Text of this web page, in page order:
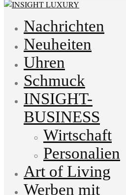
Nachrichten
Neuheiten
Uhren
Schmuck
INSIGHT-
BUSINESS
Wirtschaft
Personalien
Art of Living
Werben mit